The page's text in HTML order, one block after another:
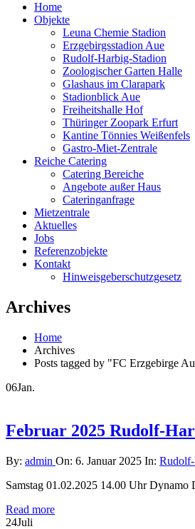
Home
Objekte
Leuna Chemie Stadion
Erzgebirgsstadion Aue
Rudolf-Harbig-Stadion
Zoologischer Garten Halle
Glashaus im Clarapark
Stadionblick Aue
Freiheitshalle Hof
Thüringer Zoopark Erfurt
Kantine Tönnies Weißenfels
Gastro-Miet-Zentrale
Reiche Catering
Catering Bereiche
Angebote außer Haus
Cateringanfrage
Mietzentrale
Aktuelles
Jobs
Referenzobjekte
Kontakt
Hinweisgeberschutzgesetz
Archives
Home
Archives
Posts tagged by "FC Erzgebirge
06Jan.
Februar 2025 Rudolf-
By: admin On: 6. Januar 2025 In:
Samstag 01.02.2025 14.00 Uhr
Read more
24Juli